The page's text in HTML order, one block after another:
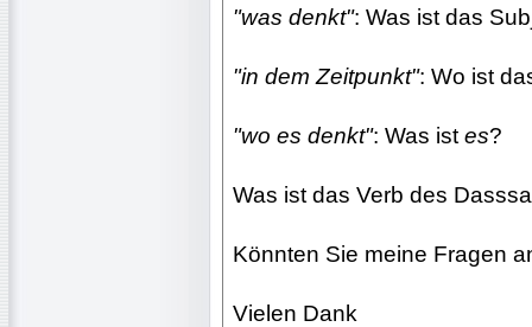
"was denkt": Was ist das
"in dem Zeitpunkt": Wo ist
"wo es denkt": Was ist es?
Was ist das Verb des
Könnten Sie meine Fragen
Vielen Dank